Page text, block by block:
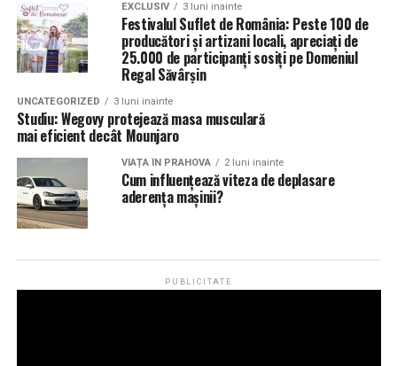
EXCLUSIV 3 luni inainte
Festivalul Suflet de România: Peste 100 de
producători și artizani locali, apreciați de
25.000 de participanți sosiți pe Domeniul
Regal Săvârșin
UNCATEGORIZED 3 luni inainte
Studiu: Wegovy protejează masa musculară
mai eficient decât Mounjaro
VIAȚA ÎN PRAHOVA 2 luni inainte
Cum influențează viteza de deplasare
aderența mașinii?
PUBLICITATE